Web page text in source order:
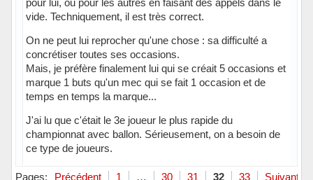
pour lui, ou pour les autres en faisant des appels dans le
vide. Techniquement, il est très correct.
On ne peut lui reprocher qu'une chose : sa difficulté a
concrétiser toutes ses occasions.
Mais, je préfère finalement lui qui se créait 5 occasions et
marque 1 buts qu'un mec qui se fait 1 occasion et de
temps en temps la marque...
J'ai lu que c'était le 3e joueur le plus rapide du
championnat avec ballon. Sérieusement, on a besoin de
ce type de joueurs.
Hors ligne
Pages: Précédent 1 … 30 31 32 33 Suivant